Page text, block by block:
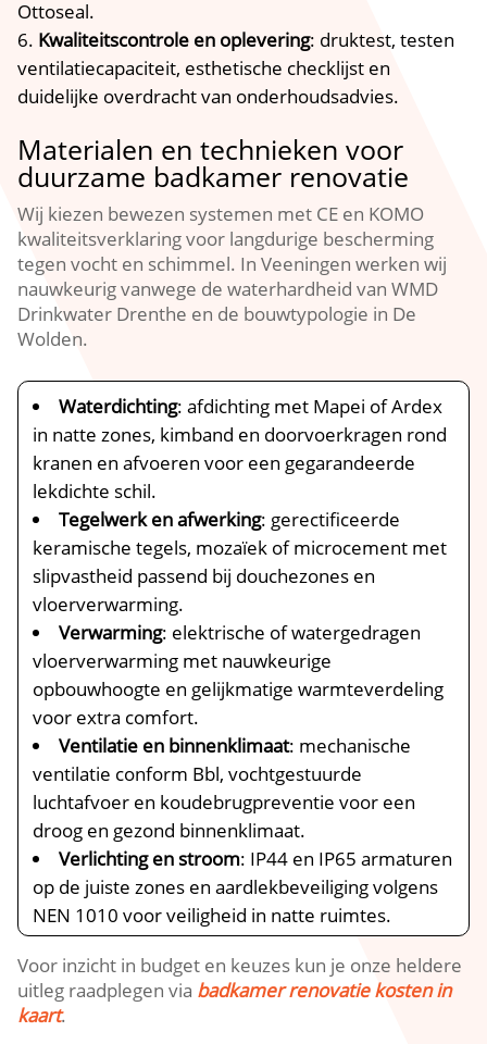
Ottoseal.
Kwaliteitscontrole en oplevering: druktest, testen
ventilatiecapaciteit, esthetische checklijst en
duidelijke overdracht van onderhoudsadvies.
Materialen en technieken voor
duurzame badkamer renovatie
Wij kiezen bewezen systemen met CE en KOMO
kwaliteitsverklaring voor langdurige bescherming
tegen vocht en schimmel. In Veeningen werken wij
nauwkeurig vanwege de waterhardheid van WMD
Drinkwater Drenthe en de bouwtypologie in De
Wolden.
Waterdichting: afdichting met Mapei of Ardex
in natte zones, kimband en doorvoerkragen rond
kranen en afvoeren voor een gegarandeerde
lekdichte schil.
Tegelwerk en afwerking: gerectificeerde
keramische tegels, mozaïek of microcement met
slipvastheid passend bij douchezones en
vloerverwarming.
Verwarming: elektrische of watergedragen
vloerverwarming met nauwkeurige
opbouwhoogte en gelijkmatige warmteverdeling
voor extra comfort.
Ventilatie en binnenklimaat: mechanische
ventilatie conform Bbl, vochtgestuurde
luchtafvoer en koudebrugpreventie voor een
droog en gezond binnenklimaat.
Verlichting en stroom: IP44 en IP65 armaturen
op de juiste zones en aardlekbeveiliging volgens
NEN 1010 voor veiligheid in natte ruimtes.
Voor inzicht in budget en keuzes kun je onze heldere
uitleg raadplegen via badkamer renovatie kosten in
kaart.